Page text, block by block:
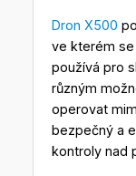
Dron X500
ve kterém
používá pro
různým
operovat
bezpečný a
kontroly nad